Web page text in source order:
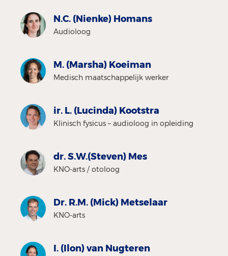
N.C. (Nienke) Homans
Audioloog
M. (Marsha) Koeiman
Medisch maatschappelijk werker
ir. L. (Lucinda) Kootstra
Klinisch fysicus – audioloog in opleiding
dr. S.W.(Steven) Mes
KNO-arts / otoloog
Dr. R.M. (Mick) Metselaar
KNO-arts
I. (Ilon) van Nugteren